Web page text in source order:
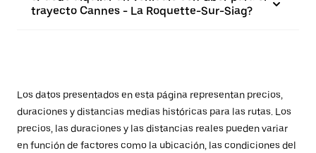
trayecto Cannes - La Roquette-Sur-Siag?
Los datos presentados en esta página representan precios,
duraciones y distancias medias históricas para las rutas. Los
precios, las duraciones y las distancias reales pueden variar
en función de factores como la ubicación, las condiciones del